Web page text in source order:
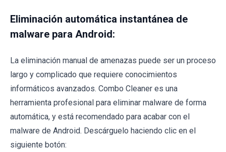
Eliminación automática instantánea de
malware para Android:
La eliminación manual de amenazas puede ser un proceso
largo y complicado que requiere conocimientos
informáticos avanzados. Combo Cleaner es una
herramienta profesional para eliminar malware de forma
automática, y está recomendado para acabar con el
malware de Android. Descárguelo haciendo clic en el
siguiente botón: